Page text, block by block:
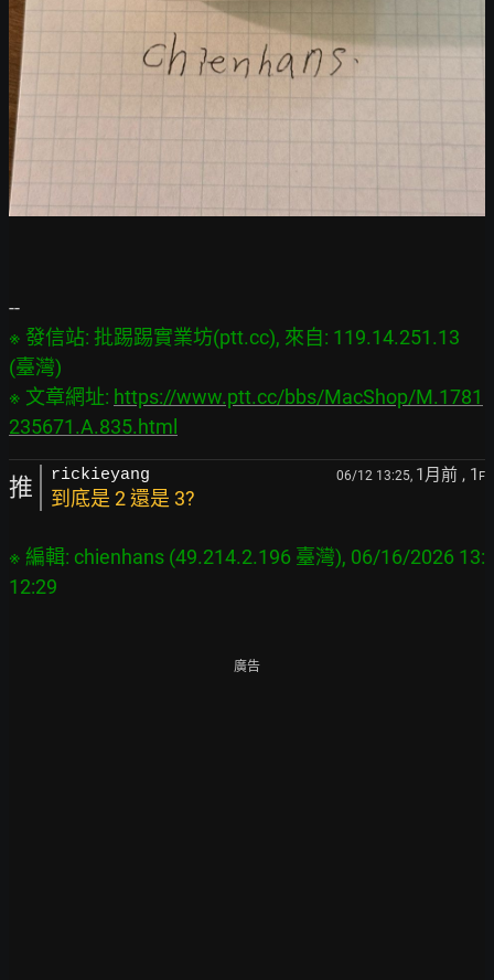
※ 發信站: 批踢踢實業坊(ptt.cc), 來自: 119.14.251.13
(臺灣)
※ 文章網址: https://www.ptt.cc/bbs/MacShop/M.1781
235671.A.835.html
推 rickieyang 06/12 13:25, 1月前 , 1 F
到底是 2 還是 3?
※ 編輯: chienhans (49.214.2.196 臺灣), 06/16/2026 13:
廣告